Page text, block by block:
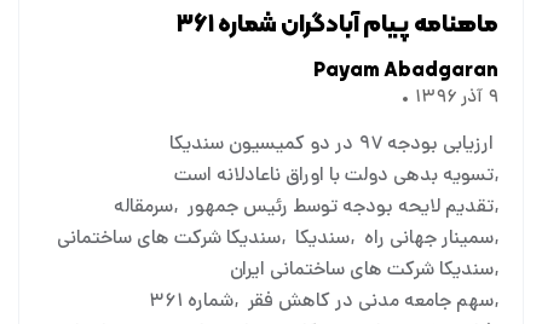
ماهنامه پیام آبادگران شماره ۳۶۱
Payam Abadgaran
۹ آذر ۱۳۹۶
ارزیابی بودجه ۹۷ در دو کمیسیون سندیکا
تسویه بدهی دولت با اوراق ناعادلانه است
تقدیم لایحه بودجه توسط رئیس جمهور سرمقاله
سمینار جهانی راه سندیکا سندیکا شرکت های ساختمانی
سندیکا شرکت های ساختمانی ایران
سهم جامعه مدنی در کاهش فقر شماره ۳۶۱